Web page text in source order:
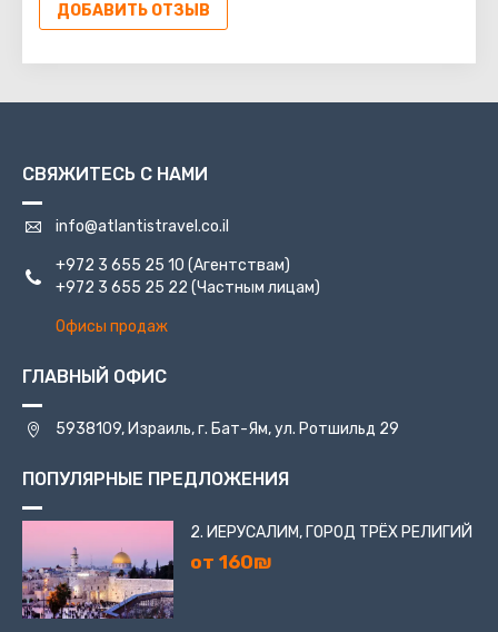
позволяют посещать улицы квартала только в рамках
Музей армянской истории являются единственными
ДОБАВИТЬ ОТЗЫВ
СВЯЖИТЕСЬ С НАМИ
info@atlantistravel.co.il
+972 3 655 25 10 (Агентствам)
+972 3 655 25 22 (Частным лицам)
Офисы продаж
ГЛАВНЫЙ ОФИС
5938109, Израиль, г. Бат-Ям, ул. Ротшильд 29
ПОПУЛЯРНЫЕ ПРЕДЛОЖЕНИЯ
2. ИЕРУСАЛИМ, ГОРОД ТРЁХ РЕЛИГИЙ
от 160₪